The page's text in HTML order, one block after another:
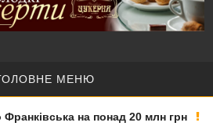
МЕНЮ
на понад 20 млн грн